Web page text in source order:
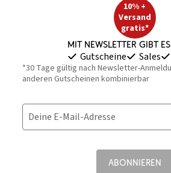
10% +
Versand
gratis*
Mit Newsletter gibt
Gutscheine Sales
*30 Tage gültig nach Newsletter-
anderen Gutscheinen kombinierbar
Deine E-Mail-Adresse
ABONNIEREN